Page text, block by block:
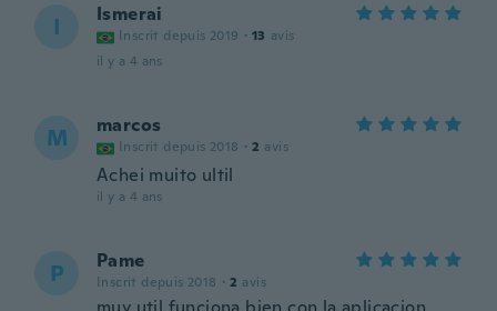
I Ismerai
Inscrit depuis 2019 · 13 avis
il y a 4 ans
M marcos
Inscrit depuis 2018 · 2 avis
Achei muito ultil
il y a 4 ans
P Pame
Inscrit depuis 2018 · 2 avis